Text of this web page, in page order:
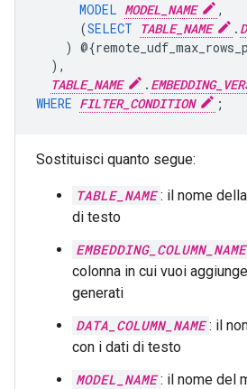
MODEL MODEL_NAME
,
(SELECT TABLE_NAME .
) @{
),
TABLE_NAME
.
WHERE FILTER_CONDITION ;
Sostituisci quanto segue:
TABLE_NAME : il nome
di testo
EMBEDDING_COLUMN_NAME
colonna in cui vuoi
generati
DATA_COLUMN_NAME : il
con i dati di testo
MODEL_NAME : il nome del